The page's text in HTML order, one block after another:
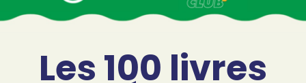
Les 100 livres